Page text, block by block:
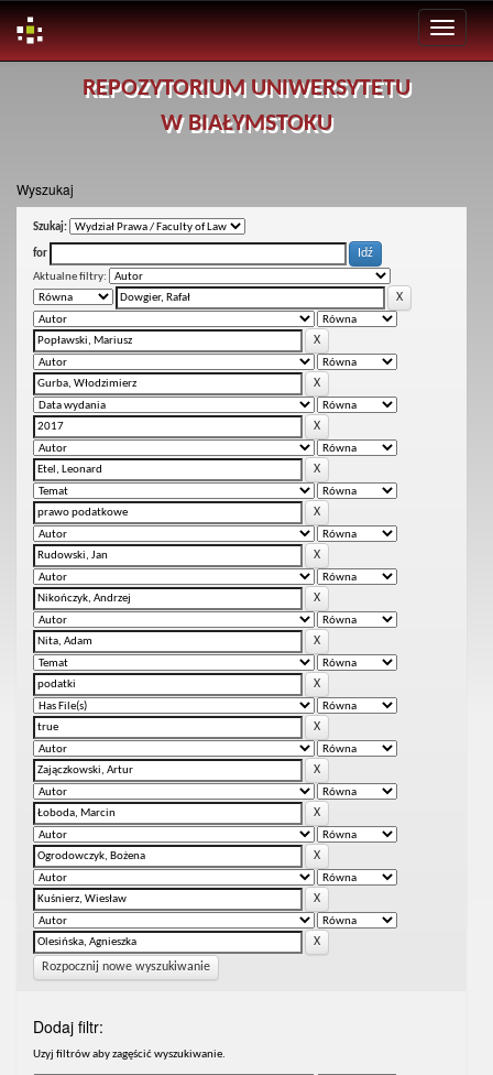
REPOZYTORIUM UNIWERSYTETU
W BIAŁYMSTOKU
Wyszukaj
Szukaj:
for
Aktualne filtry:
Rozpocznij nowe wyszukiwanie
Dodaj filtr:
Uzyj filtrów aby zagęścić wyszukiwanie.